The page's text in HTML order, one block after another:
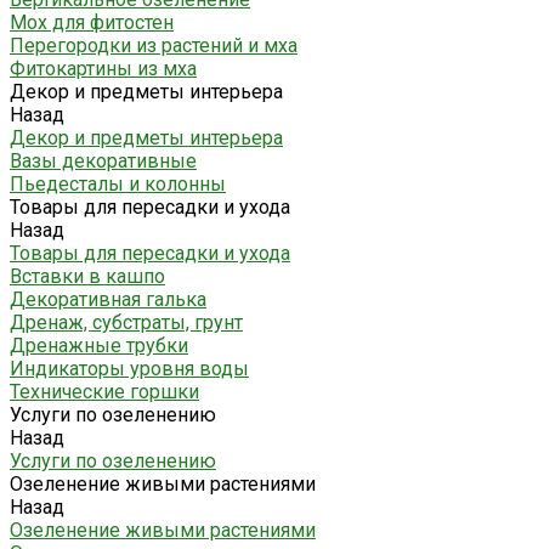
Мох для фитостен
Перегородки из растений и мха
Фитокартины из мха
Декор и предметы интерьера
Назад
Декор и предметы интерьера
Вазы декоративные
Пьедесталы и колонны
Товары для пересадки и ухода
Назад
Товары для пересадки и ухода
Вставки в кашпо
Декоративная галька
Дренаж, субстраты, грунт
Дренажные трубки
Индикаторы уровня воды
Технические горшки
Услуги по озеленению
Назад
Услуги по озеленению
Озеленение живыми растениями
Назад
Озеленение живыми растениями